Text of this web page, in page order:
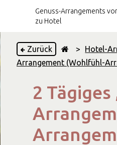
Genuss-Arrangements
zu Hotel
Zurück > Hotel-
Arrangement (Wohlfühl-
2 Tägiges